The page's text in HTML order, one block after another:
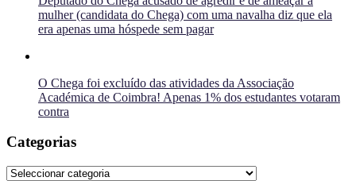
mulher (candidata do Chega) com uma navalha diz que ela
era apenas uma hóspede sem pagar
O Chega foi excluído das atividades da Associação
Académica de Coimbra! Apenas 1% dos estudantes votaram
contra
Categorias
Categorias